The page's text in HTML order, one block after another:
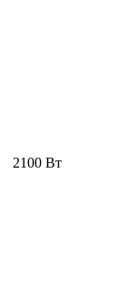
2100 Вт